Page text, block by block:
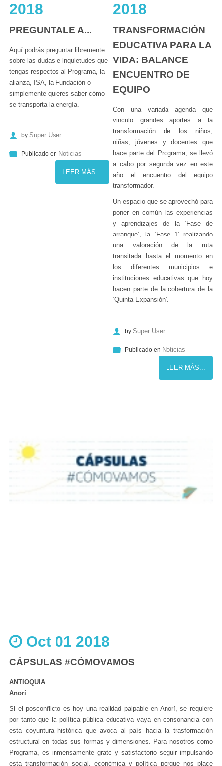
2018
PREGUNTALE A...
Aquí podrás preguntar libremente
sobre las dudas e inquietudes que
tengas respectos al Programa, la
alianza, ISA, la Fundación o
simplemente quieres saber cómo
se transporta la energía.
by Super User
Publicado en Noticias
LEER MÁS...
2018
TRANSFORMACIÓN
EDUCATIVA PARA LA
VIDA: BALANCE
ENCUENTRO DE
EQUIPO
Con una variada agenda que
vinculó grandes aportes a la
transformación de los niños,
niñas, jóvenes y docentes que
hace parte del Programa, se llevó
a cabo por segunda vez en este
año el encuentro del equipo
transformador.
Un espacio que se aprovechó para
poner en común las experiencias
y aprendizajes de la ‘Fase de
arranque’, la ‘Fase 1’ realizando
una valoración de la ruta
transitada hasta el momento en
los diferentes municipios e
instituciones educativas que hoy
hacen parte de la cobertura de la
‘Quinta Expansión’.
by Super User
Publicado en Noticias
LEER MÁS...
Oct 01 2018
CÁPSULAS #CÓMOVAMOS
ANTIOQUIA
Anorí
Si el posconflicto es hoy una realidad palpable en Anorí, se requiere
por tanto que la política pública educativa vaya en consonancia con
esta coyuntura histórica que avoca al país hacia la trasformación
estructural en todas sus formas y dimensiones. Para nosotros como
Programa, es inmensamente grato y satisfactorio seguir impulsando
esta transformación social, económica y política porque nos place